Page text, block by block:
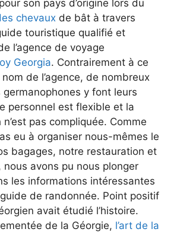
son pays d’origine lors du
chevaux de bât à travers
touristique qualifié et
l’agence de voyage
Georgia. Contrairement à ce
de l’agence, de nombreux
y font leurs
personnel est flexible et la
pas compliquée. Comme
eu à organiser nous-mêmes le
bagages, notre restauration et
nous avons pu nous plonger
les informations intéressantes
de randonnée. Point positif
avait étudié l’histoire.
de la Géorgie, l’art de la